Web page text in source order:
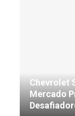
Chevrolet
Mercado